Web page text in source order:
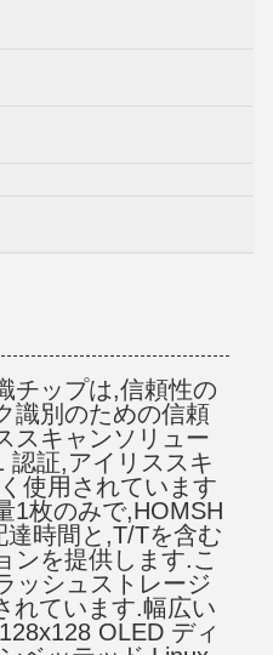
チップは,信頼性の
識別のための信頼
スキャンソリュー
認証,アイリススキ
使用されています
1枚のみで,HOMSH
時間と,T/Tを含む
ンを提供します.こ
ッシュストレージ
れています.幅広い
OLED ディ